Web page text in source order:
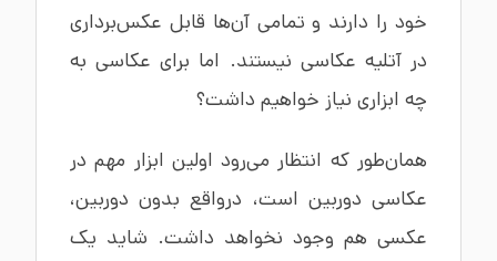
خود را دارند و تمامی آن‌ها قابل عکس‌برداری
در آتلیه عکاسی نیستند. اما برای عکاسی به
چه ابزاری نیاز خواهیم داشت؟
همان‌طور که انتظار می‌رود اولین ابزار مهم در
عکاسی دوربین است، درواقع بدون دوربین،
عکسی هم وجود نخواهد داشت. شاید یک